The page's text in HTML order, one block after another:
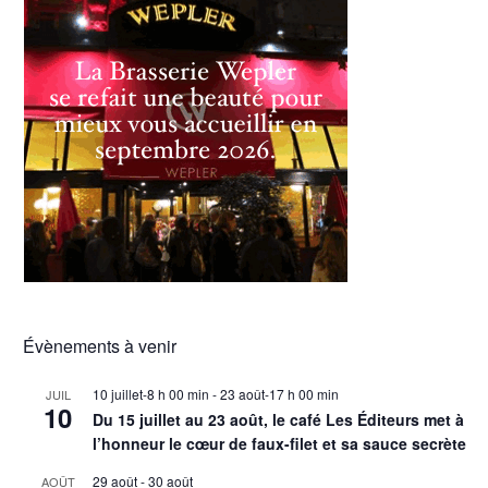
Évènements à venir
JUIL
10
10 juillet-8 h 00 min -23 août-17 h 00 min
Du 15 juillet au 23 août, le café Les Éditeurs met à
l’honneur le cœur de faux-filet et sa sauce secrète
AOÛT 29 août-30 août